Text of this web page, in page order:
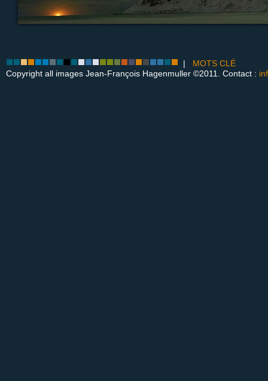
| MOTS CLÉ
Copyright all images Jean-François Hagenmuller ©2011. Contact :